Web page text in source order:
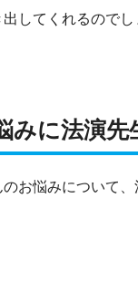
してくれるのでし
みに法演先
お悩みについて